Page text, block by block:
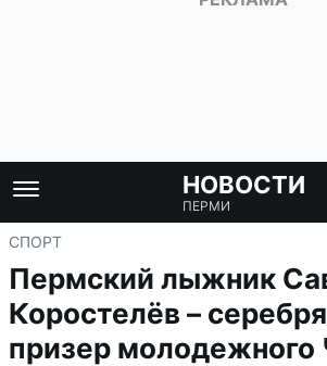
НОВОСТИ
ПЕРМИ
СПОРТ
Пермский лыжник
Коростелёв –
призер